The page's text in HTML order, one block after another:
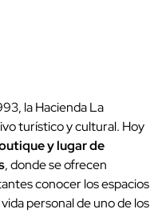
la Hacienda La
turístico y cultural. Hoy
y lugar de
, donde se ofrecen
conocer los espacios
personal de uno de los